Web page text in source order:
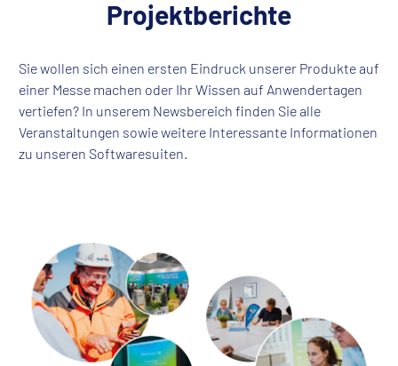
Projektberichte
Sie wollen sich einen ersten Eindruck unserer Produkte auf
einer Messe machen oder Ihr Wissen auf Anwendertagen
vertiefen? In unserem Newsbereich finden Sie alle
Veranstaltungen sowie weitere Interessante Informationen
zu unseren Softwaresuiten.